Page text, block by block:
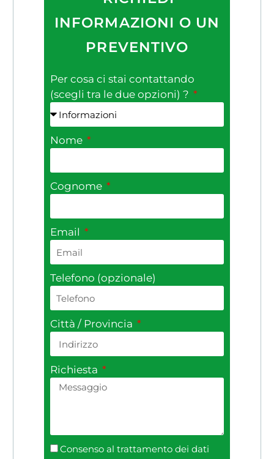
INFORMAZIONI O UN
PREVENTIVO
Per cosa ci stai contattando
(scegli tra le due opzioni) ?
Nome
Cognome
Email
Telefono (opzionale)
Città / Provincia
Richiesta
Consenso al trattamento dei dati